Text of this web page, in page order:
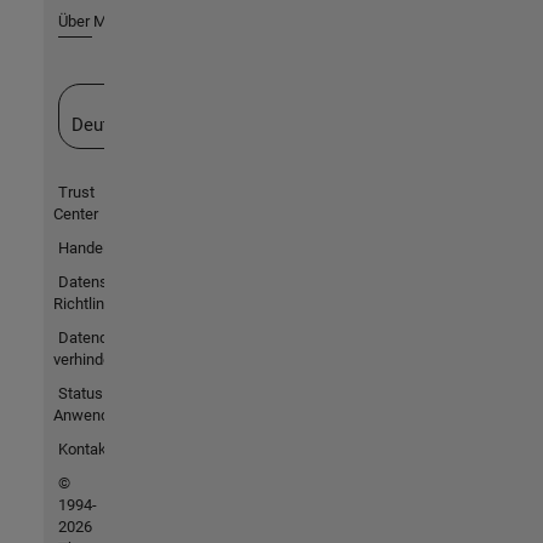
Über MathWorks
Deutschland
Trust
Center
Handelsmarken
Datenschutz-
Richtlinien
Datendiebstahl
verhindern
Status von
Anwendungen
Kontakt
©
1994-
2026